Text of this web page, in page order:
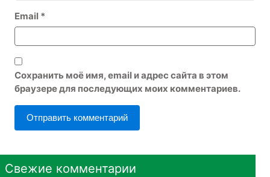
Email *
Сохранить моё имя, email и адрес сайта в этом
браузере для последующих моих комментариев.
Свежие комментарии